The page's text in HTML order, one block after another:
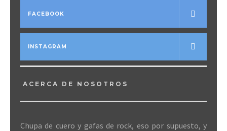
FACEBOOK
INSTAGRAM
ACERCA DE NOSOTROS
Chupa de cuero y gafas de rock, eso por supuesto, y